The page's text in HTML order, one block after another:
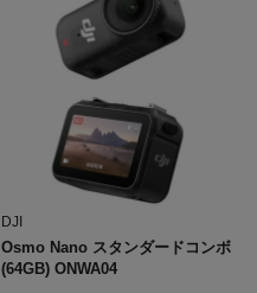
DJI
Osmo Nano スタンダードコンボ
(64GB) ONWA04